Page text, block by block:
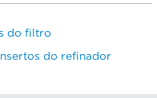
do filtro
do refinador